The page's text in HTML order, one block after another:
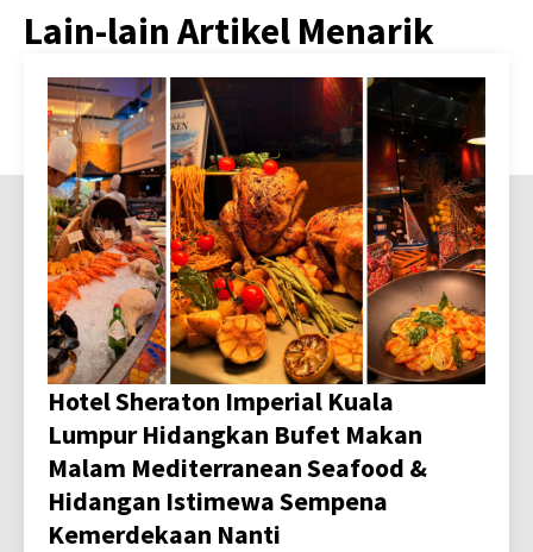
Lain-lain Artikel Menarik
Hotel Sheraton Imperial Kuala
Lumpur Hidangkan Bufet Makan
Malam Mediterranean Seafood &
Hidangan Istimewa Sempena
Kemerdekaan Nanti